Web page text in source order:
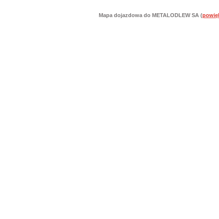
Mapa dojazdowa do METALODLEW SA (